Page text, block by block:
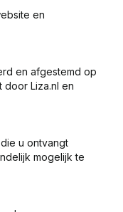
en
en afgestemd op
door Liza.nl en
u ontvangt
mogelijk te